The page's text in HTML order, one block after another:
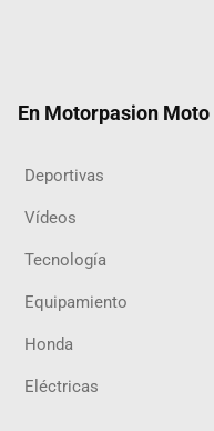
En Motorpasion
Deportivas
Vídeos
Tecnología
Equipamiento
Honda
Eléctricas